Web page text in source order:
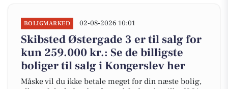
BOLIGMARKED 02-08-2026 10:01
Skibsted Østergade 3 er til salg for
kun 259.000 kr.: Se de billigste
boliger til salg i Kongerslev her
Måske vil du ikke betale meget for din næste bolig,